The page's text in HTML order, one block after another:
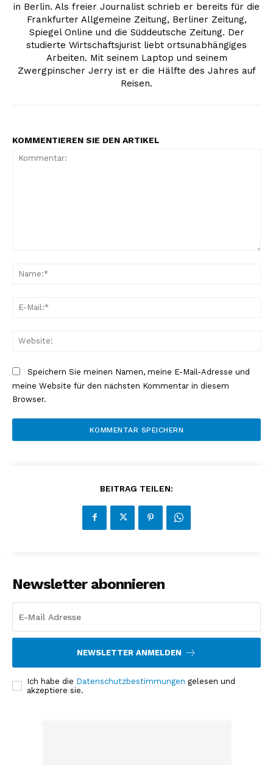
in Berlin. Als freier Journalist schrieb er bereits für die
Frankfurter Allgemeine Zeitung, Berliner Zeitung,
Spiegel Online und die Süddeutsche Zeitung. Der
studierte Wirtschaftsjurist liebt ortsunabhängiges
Arbeiten. Mit seinem Laptop und seinem
Zwergpinscher Jerry ist er die Hälfte des Jahres auf
Reisen.
KOMMENTIEREN SIE DEN ARTIKEL
Speichern Sie meinen Namen, meine E-Mail-Adresse und
meine Website für den nächsten Kommentar in diesem
Browser.
BEITRAG TEILEN:
Newsletter abonnieren
NEWSLETTER ANMELDEN
Ich habe die Datenschutzbestimmungen gelesen und
akzeptiere sie.